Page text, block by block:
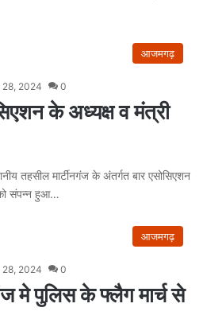
आजमगढ़
28, 2024 0
के अध्यक्ष व मंत्री
तहसील मार्टीनगंज के अंतर्गत बार एसोसिएशन
संपन्न हुआ…
आजमगढ़
28, 2024 0
मे पुलिस के फ्लैग मार्च से